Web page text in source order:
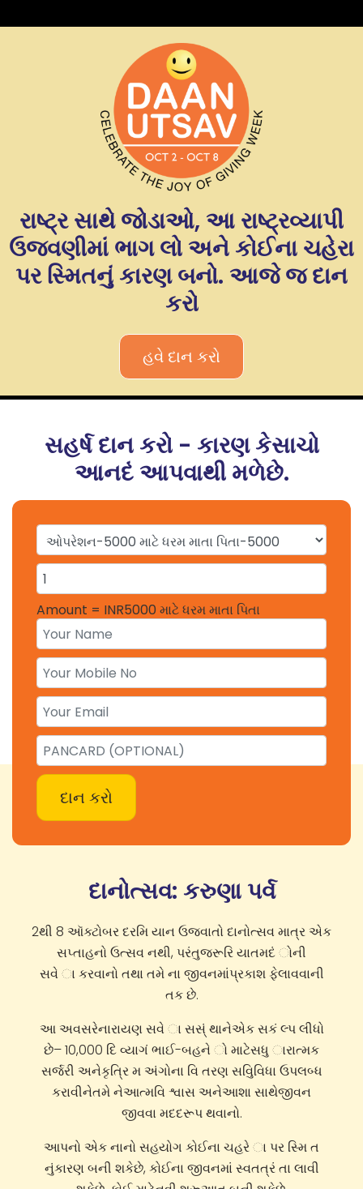
રાષ્ટ્ર સાથે જોડાઓ, આ રાષ્ટ્રવ્યાપી
ઉજવણીમાં ભાગ લો અને કોઈના ચહેરા
પર સ્મિતનું કારણ બનો. આજે જ દાન
કરો
હવે દાન કરો
સહર્ષ દાન કરો - કારણ કેસાચો
આનદં આપવાથી મળેછે.
Amount = INR5000 માટે ધરમ માતા પિતા
દાન કરો
દાનોત્સવ: કરુણા પર્વ
2થી 8 ઑક્ટોબર દરમિ યાન ઉજવાતો દાનોત્સવ માત્ર એક
સપ્તાહનો ઉત્સવ નથી, પરંતુજરૂરિ યાતમદં ોની
સવે ા કરવાનો તથા તમે ના જીવનમાંપ્રકાશ ફેલાવવાની
તક છે.
આ અવસરેનારાયણ સવે ા સસ્ં થાનેએક સકં લ્પ લીધો
છે– 10,000 દિ વ્યાગં ભાઈ-બહને ો માટેસધુ ારાત્મક
સર્જરી અનેકૃત્રિ મ અંગોના વિ તરણ સવિુવિધા ઉપલબ્ધ
કરાવીનેતમે નેઆત્મવિ શ્વાસ અનેઆશા સાથેજીવન
જીવવા મદદરૂપ થવાનો.
આપનો એક નાનો સહયોગ કોઈના ચહરે ા પર સ્મિ ત
નુંકારણ બની શકેછે, કોઈના જીવનમાં સ્વતત્રં તા લાવી